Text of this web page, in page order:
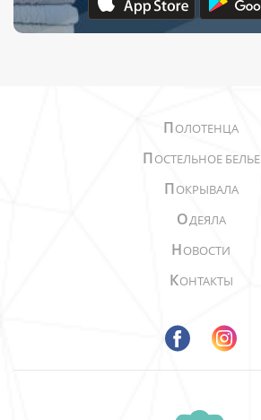
ПОЛОТЕНЦА
ПОСТЕЛЬНОЕ БЕЛЬЕ
ПОКРЫВАЛА
ОДЕЯЛА
НОВОСТИ
КОНТАКТЫ